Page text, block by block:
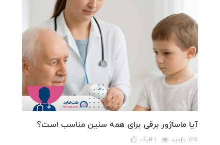
آیا ماساژور برقی برای همه سنین مناسب است؟
125 بازدید 1 لایک